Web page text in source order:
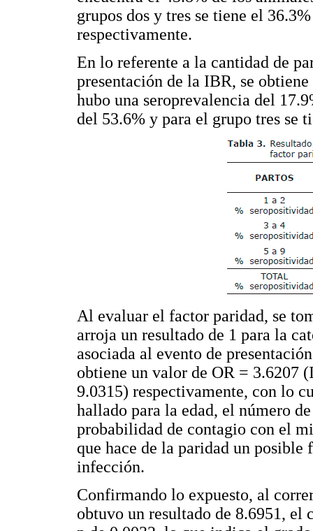
grupos dos y tres se tiene el
respectivamente.
En lo referente a la cantidad de
presentación de la IBR, se
hubo una seroprevalencia del
del 53.6% y para el grupo tres se
Al evaluar el factor paridad, se
arroja un resultado de 1 para la
asociada al evento de
obtiene un valor de OR = 3.6207
9.0315) respectivamente, con lo
hallado para la edad, el número
probabilidad de contagio con el
que hace de la paridad un posible
infección.
Confirmando lo expuesto, al
obtuvo un resultado de 8.6951,